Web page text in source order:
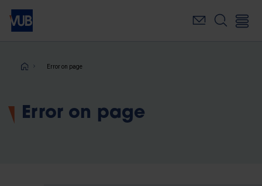
Skip
main
Breadcrumb
Error on page
Error on page